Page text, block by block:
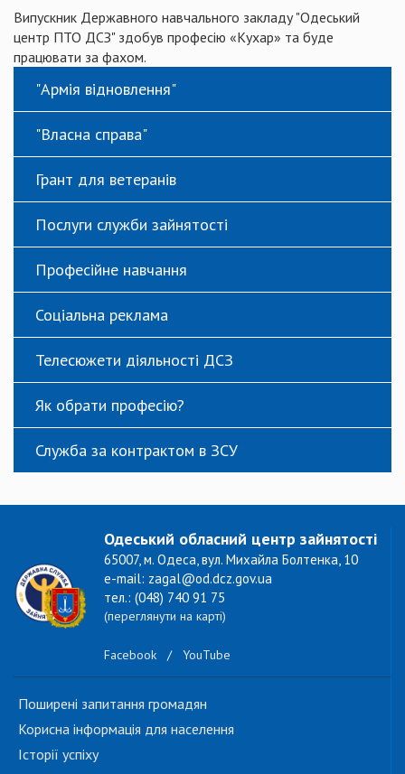
Випускник Державного навчального закладу "Одеський
центр ПТО ДСЗ" здобув професію «Кухар» та буде
працювати за фахом.
"Армія відновлення"
"Власна справа"
Грант для ветеранів
Послуги служби зайнятості
Професійне навчання
Соціальна реклама
Телесюжети діяльності ДСЗ
Як обрати професію?
Служба за контрактом в ЗСУ
Одеський обласний центр зайнятості
65007, м. Одеса, вул. Михайла Болтенка, 10
e-mail: zagal@od.dcz.gov.ua
тел.: (048) 740 91 75
(переглянути на карті)
Facebook / YouTube
Поширені запитання громадян
Корисна інформація для населення
Історії успіху